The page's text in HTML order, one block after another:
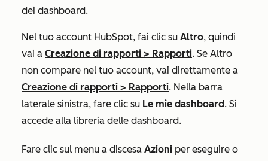
dei dashboard.
Nel tuo account HubSpot, fai clic su Altro, quindi
vai a Creazione di rapporti > Rapporti. Se Altro
non compare nel tuo account, vai direttamente a
Creazione di rapporti > Rapporti. Nella barra
laterale sinistra, fare clic su Le mie dashboard. Si
accede alla libreria delle dashboard.
Fare clic sul menu a discesa Azioni per eseguire o